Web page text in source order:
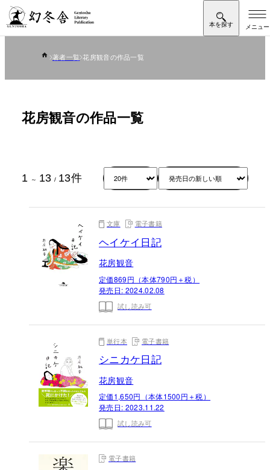
著者一覧 花房観音の作品一覧
花房観音の作品一覧
1 ～ 13 / 13件
文庫 電子書籍
ヘイケイ日記
花房観音
定価869円（本体790円＋税）
発売日: 2024.02.08
試し読み可
単行本 電子書籍
シニカケ日記
花房観音
定価1,650円（本体1500円＋税）
発売日: 2023.11.22
試し読み可
電子書籍